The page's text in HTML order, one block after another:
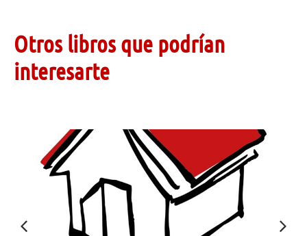
Otros libros que podrían
interesarte